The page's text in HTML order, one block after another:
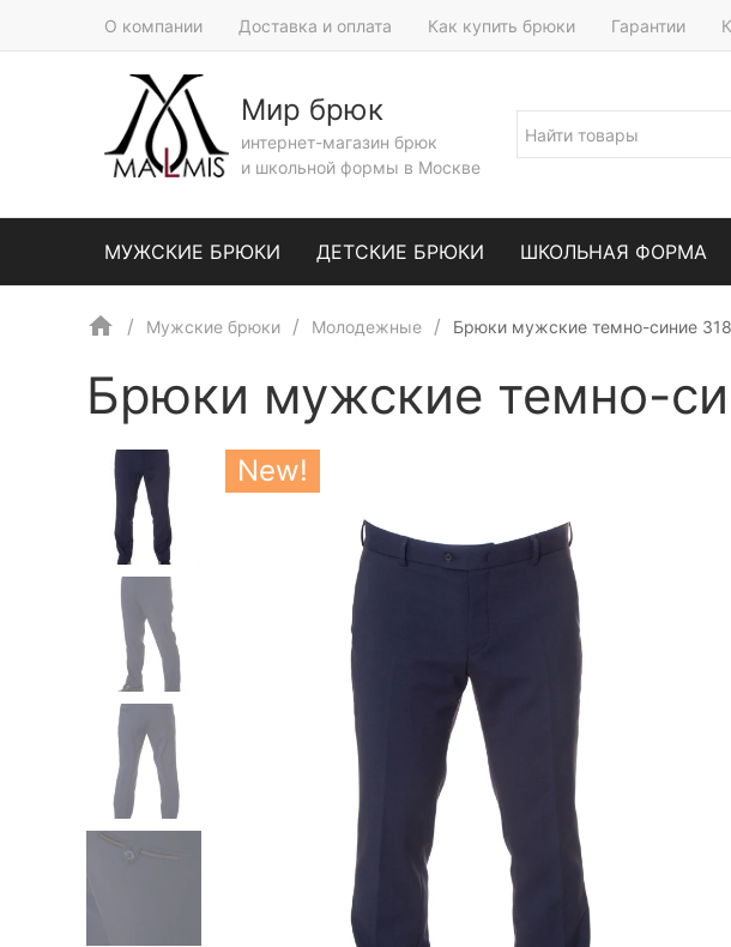
О компании Доставка и оплата Как купить брюки Гарантии
Мир брюк
интернет-магазин брюк
и школьной формы в Москве
МУЖСКИЕ БРЮКИ ДЕТСКИЕ БРЮКИ ШКОЛЬНАЯ ФОРМА
Мужские брюки Молодежные Брюки мужские темно-синие
Брюки мужские темно-
New!